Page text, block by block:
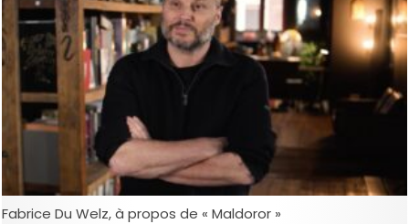
Fabrice Du Welz, à propos de « Maldoror »